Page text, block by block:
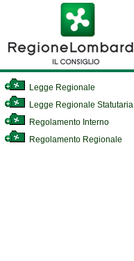
Legge Regionale
Legge Regionale Statutaria
Regolamento Interno
Regolamento Regionale